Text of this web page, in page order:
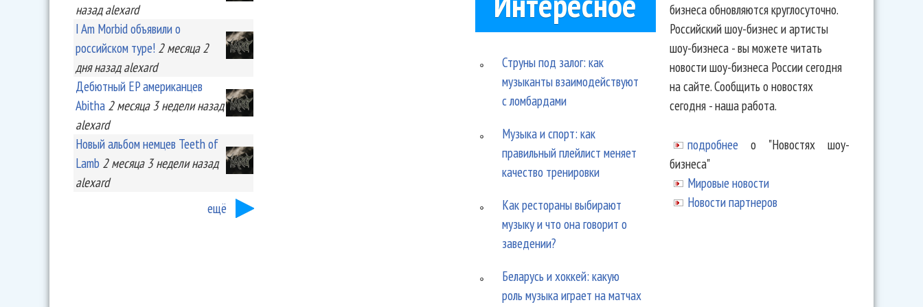
назад alexard
I Am Morbid объявили о
российском туре! 2 месяца 2
дняназад alexard
Дебютный EP американцев
Abitha 2 месяца 3 неделиназад
alexard
Новый альбом немцев Teeth of
Lamb 2 месяца 3 неделиназад
alexard
ещё
Струны под залог: как
музыканты взаимодействуют
с ломбардами
Музыка и спорт: как
правильный плейлист меняет
качество тренировки
Как рестораны выбирают
музыку и что она говорит о
заведении?
Беларусь и хоккей: какую
роль музыка играет на матчах
бизнеса обновляются круглосуточно.
Российский шоу-бизнес и артисты
шоу-бизнеса - вы можете читать
новости шоу-бизнеса России сегодня
на сайте. Сообщить о новостях
сегодня - наша работа.
подробнее о "Новостях шоу-
бизнеса"
Мировые новости
Новости партнеров